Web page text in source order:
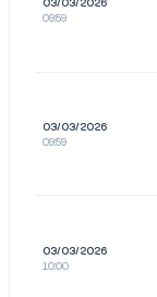
03/03/2026
09:59
03/03/2026
09:59
03/03/2026
10:00